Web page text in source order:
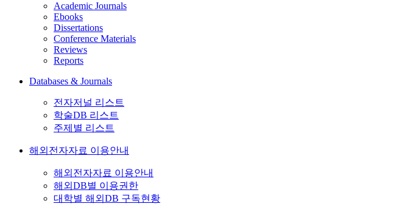
Academic Journals
Ebooks
Dissertations
Conference Materials
Reviews
Reports
Databases & Journals
전자저널 리스트
학술DB 리스트
주제별 리스트
해외전자자료 이용안내
해외전자자료 이용안내
해외DB별 이용권한
대학별 해외DB 구독현황